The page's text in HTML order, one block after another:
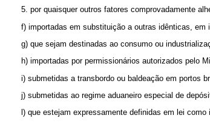
5. por quaisquer outros fatores comprovadamente
f) importadas em substituição a outras idênticas,
g) que sejam destinadas ao consumo ou
h) importadas por permissionários autorizados pelo
i) submetidas a transbordo ou baldeação em portos
j) submetidas ao regime aduaneiro especial de
l) que estejam expressamente definidas em lei como